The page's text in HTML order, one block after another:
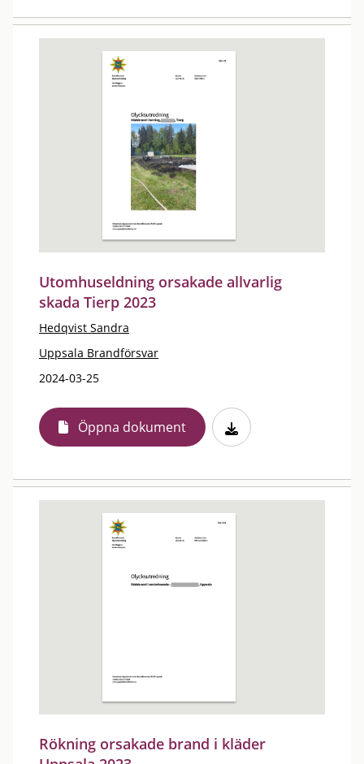
Utomhuseldning orsakade allvarlig
skada Tierp 2023
Hedqvist Sandra
Uppsala Brandförsvar
2024-03-25
Öppna dokument
Rökning orsakade brand i kläder